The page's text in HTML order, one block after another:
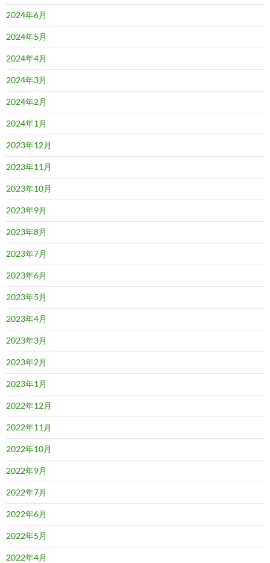
2024年6月
2024年5月
2024年4月
2024年3月
2024年2月
2024年1月
2023年12月
2023年11月
2023年10月
2023年9月
2023年8月
2023年7月
2023年6月
2023年5月
2023年4月
2023年3月
2023年2月
2023年1月
2022年12月
2022年11月
2022年10月
2022年9月
2022年7月
2022年6月
2022年5月
2022年4月